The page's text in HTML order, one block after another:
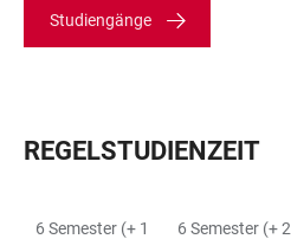
Studiengänge
REGELSTUDIENZEIT
6 Semester (+ 1
6 Semester (+ 2